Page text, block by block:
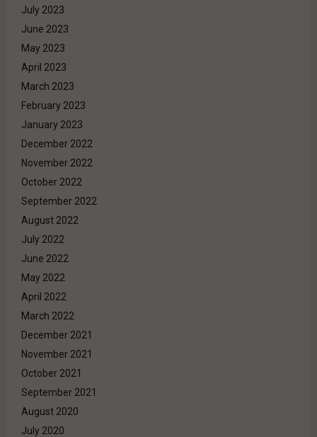
July 2023
June 2023
May 2023
April 2023
March 2023
February 2023
January 2023
December 2022
November 2022
October 2022
September 2022
August 2022
July 2022
June 2022
May 2022
April 2022
March 2022
December 2021
November 2021
October 2021
September 2021
August 2020
July 2020